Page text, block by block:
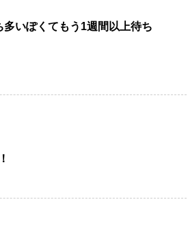
いぽくてもう1週間以上待ち